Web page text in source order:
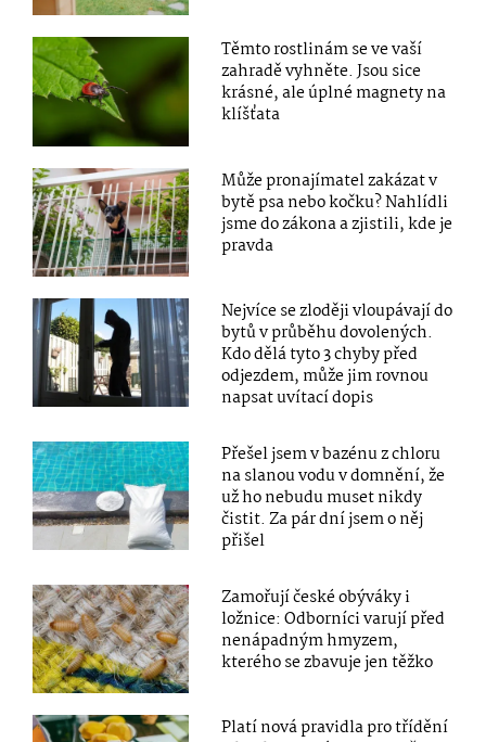
Těmto rostlinám se ve vaší
zahradě vyhněte. Jsou sice
krásné, ale úplné magnety na
klíšťata
Může pronajímatel zakázat v
bytě psa nebo kočku? Nahlídli
jsme do zákona a zjistili, kde je
pravda
Nejvíce se zloději vloupávají do
bytů v průběhu dovolených.
Kdo dělá tyto 3 chyby před
odjezdem, může jim rovnou
napsat uvítací dopis
Přešel jsem v bazénu z chloru
na slanou vodu v domnění, že
už ho nebudu muset nikdy
čistit. Za pár dní jsem o něj
přišel
Zamořují české obýváky i
ložnice: Odborníci varují před
nenápadným hmyzem,
kterého se zbavuje jen těžko
Platí nová pravidla pro třídění